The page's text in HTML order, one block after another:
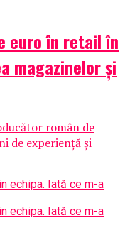
euro în retail în
magazinelor și
român de
de experiență și